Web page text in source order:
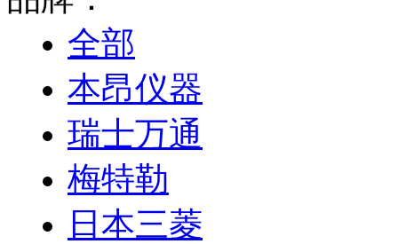
全部
本昂仪器
瑞士万通
梅特勒
日本三菱